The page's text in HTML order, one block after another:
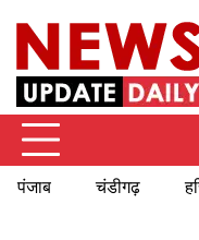
content
पंजाब चंडीगढ़